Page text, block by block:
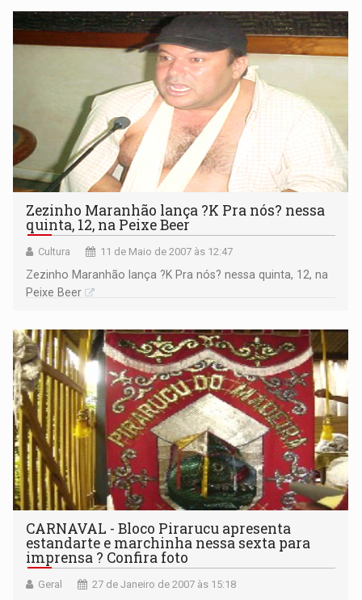
Zezinho Maranhão lança ?K Pra nós? nessa
quinta, 12, na Peixe Beer
Cultura 11 de Maio de 2007 às 12:47
Zezinho Maranhão lança ?K Pra nós? nessa quinta, 12, na
Peixe Beer
CARNAVAL - Bloco Pirarucu apresenta
estandarte e marchinha nessa sexta para
imprensa ? Confira foto
Geral 27 de Janeiro de 2007 às 15:18